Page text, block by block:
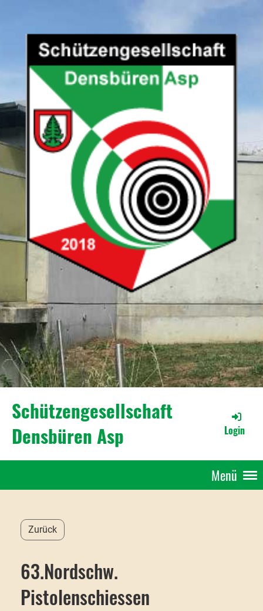
Schützengesellschaft
Densbüren Asp
Login
Menü
Zurück
63.Nordschw.
Pistolenschiessen